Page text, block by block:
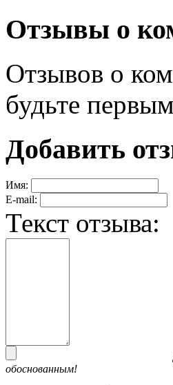
Отзывы о
Отзывов о
будьте
Добавить
Имя:
E-mail:
Текст отзыва:
обоснованным!